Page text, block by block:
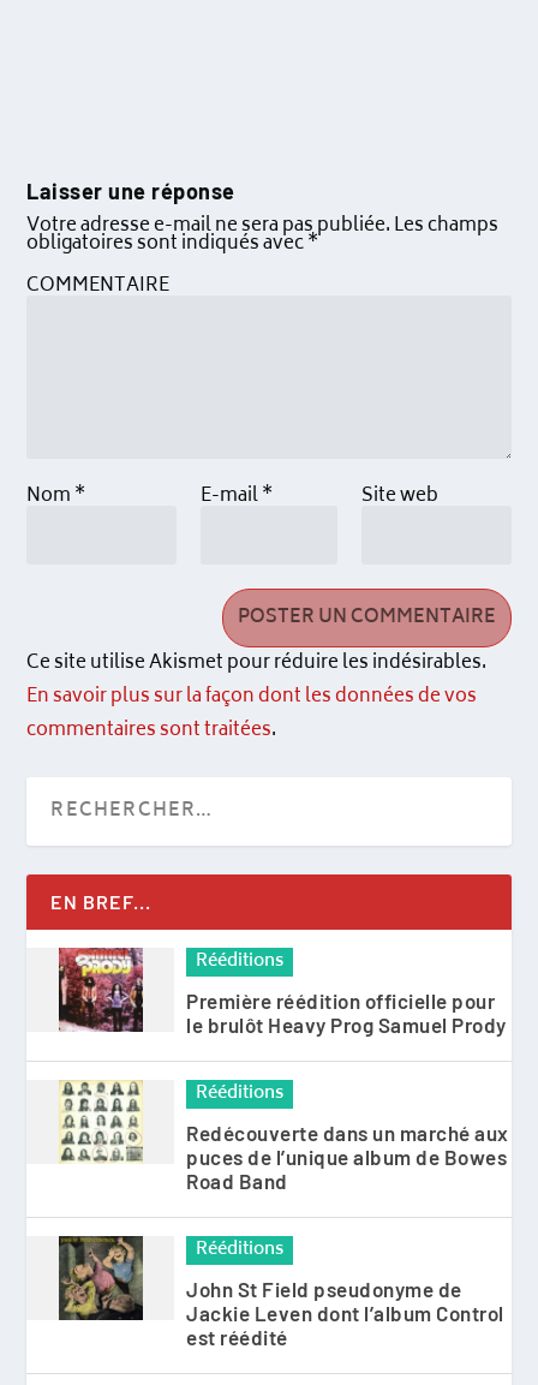
Laisser une réponse
Votre adresse e-mail ne sera pas publiée.Les champs
obligatoires sont indiqués avec*
COMMENTAIRE
Nom* E-mail* Site web
Ce site utilise Akismet pour réduire les indésirables.
En savoir plus sur la façon dont les données de vos
commentaires sont traitées.
EN BREF...
Rééditions
Première réédition officielle pour
le brulôt Heavy Prog Samuel Prody
Rééditions
Redécouverte dans un marché aux
puces de l’unique album de Bowes
Road Band
Rééditions
John St Field pseudonyme de
Jackie Leven dont l’album Control
est réédité